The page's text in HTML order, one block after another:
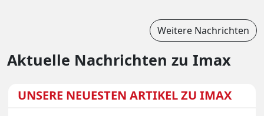
Aktuelle Nachrichten zu Imax
Weitere Nachrichten
UNSERE NEUESTEN ARTIKEL ZU IMAX